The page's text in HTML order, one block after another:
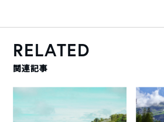
RELATED
関連記事